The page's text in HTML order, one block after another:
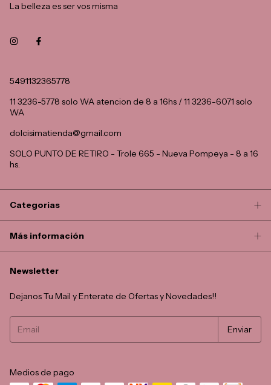
La belleza es ser vos misma
5491132365778
11 3236-5778 solo WA atencion de 8 a 16hs / 11 3236-6071 solo
WA
dolcisimatienda@gmail.com
SOLO PUNTO DE RETIRO - Trole 665 - Nueva Pompeya - 8 a 16
hs.
Categorias
Más información
Newsletter
Dejanos Tu Mail y Enterate de Ofertas y Novedades!!
Medios de pago